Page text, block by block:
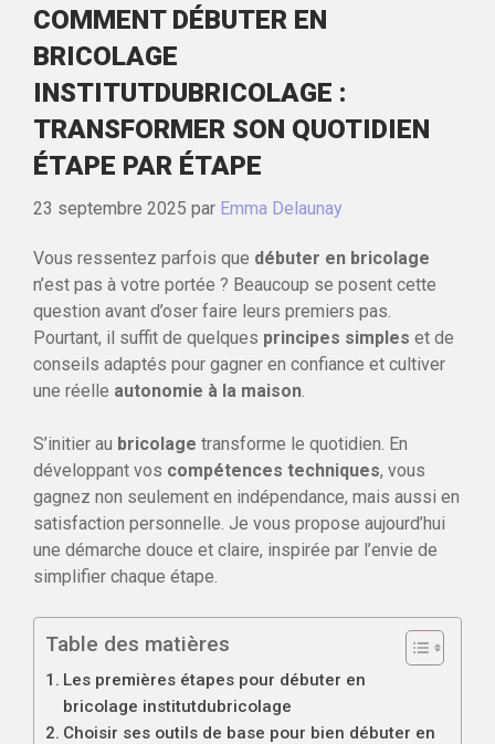
COMMENT DÉBUTER EN
BRICOLAGE
INSTITUTDUBRICOLAGE :
TRANSFORMER SON QUOTIDIEN
ÉTAPE PAR ÉTAPE
23 septembre 2025 par Emma Delaunay
Vous ressentez parfois que débuter en bricolage
n’est pas à votre portée ? Beaucoup se posent cette
question avant d’oser faire leurs premiers pas.
Pourtant, il suffit de quelques principes simples et de
conseils adaptés pour gagner en confiance et cultiver
une réelle autonomie à la maison.
S’initier au bricolage transforme le quotidien. En
développant vos compétences techniques, vous
gagnez non seulement en indépendance, mais aussi en
satisfaction personnelle. Je vous propose aujourd’hui
une démarche douce et claire, inspirée par l’envie de
simplifier chaque étape.
Table des matières
Les premières étapes pour débuter en
bricolage institutdubricolage
Choisir ses outils de base pour bien débuter en